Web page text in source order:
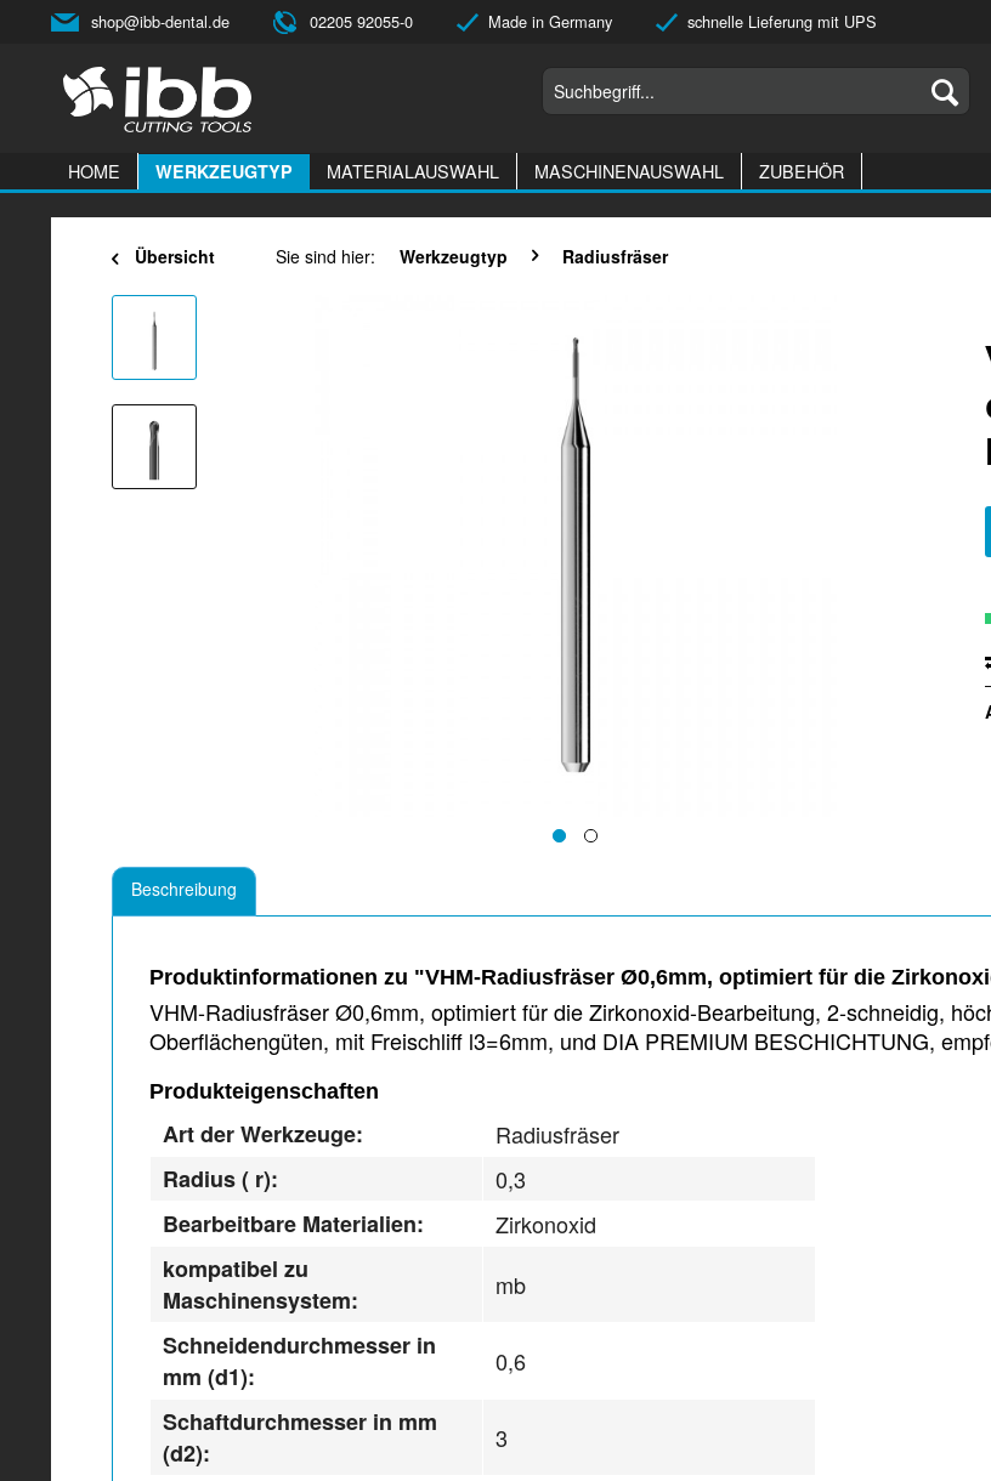
shop@ibb-dental.de 02205 92055-0 Made in Germany schnelle Lieferung mit UPS
HOME WERKZEUGTYP MATERIALAUSWAHL MASCHINENAUSWAHL ZUBEHÖR
Übersicht Sie sind hier: Werkzeugtyp Radiusfräser
Beschreibung
Produktinformationen zu "VHM-Radiusfräser Ø0,6mm, optimiert für die
VHM-Radiusfräser Ø0,6mm, optimiert für die Zirkonoxid-Bearbeitung, 2-schneidig,
Oberflächengüten, mit Freischliff l3=6mm, und DIA PREMIUM BESCHICHTUNG,
Produkteigenschaften
Art der Werkzeuge:
Radiusfräser
Radius ( r):
0,3
Bearbeitbare Materialien:
Zirkonoxid
kompatibel zu
Maschinensystem:
mb
Schneidendurchmesser in
mm (d1):
0,6
Schaftdurchmesser in mm
(d2):
3